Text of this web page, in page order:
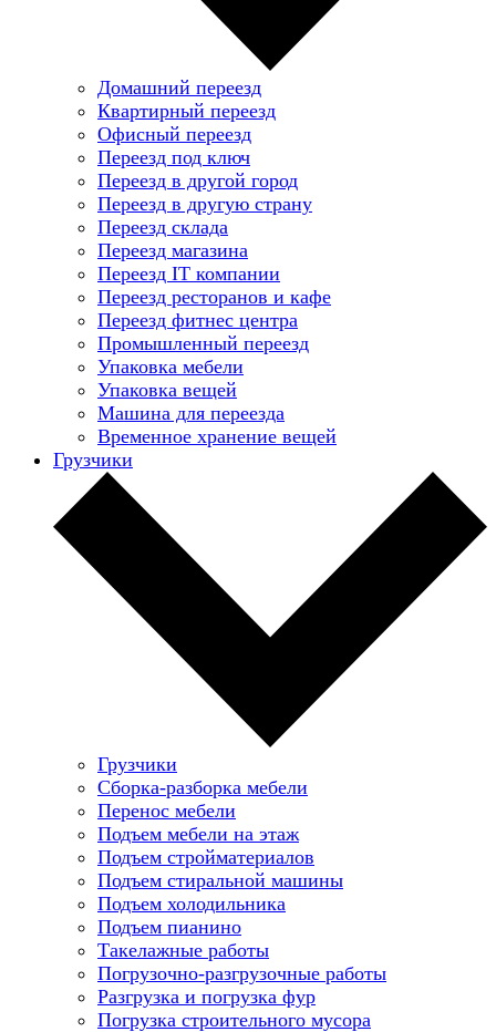
Домашний переезд
Квартирный переезд
Офисный переезд
Переезд под ключ
Переезд в другой город
Переезд в другую страну
Переезд склада
Переезд магазина
Переезд IT компании
Переезд ресторанов и кафе
Переезд фитнес центра
Промышленный переезд
Упаковка мебели
Упаковка вещей
Машина для переезда
Временное хранение вещей
Грузчики
Грузчики
Сборка-разборка мебели
Перенос мебели
Подъем мебели на этаж
Подъем стройматериалов
Подъем стиральной машины
Подъем холодильника
Подъем пианино
Такелажные работы
Погрузочно-разгрузочные работы
Разгрузка и погрузка фур
Погрузка строительного мусора